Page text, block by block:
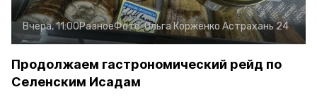
Вчера, 11:00РазноеФото:Ольга Корженко Астрахань 24
Продолжаем гастрономический рейд по
Селенским Исадам